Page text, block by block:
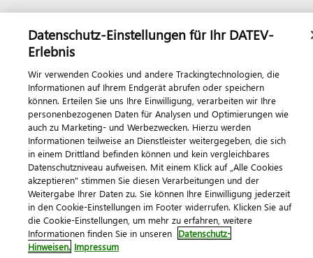
Datenschutz-Einstellungen für Ihr DATEV-
Erlebnis
Wir verwenden Cookies und andere Trackingtechnologien, die
Informationen auf Ihrem Endgerät abrufen oder speichern
können. Erteilen Sie uns Ihre Einwilligung, verarbeiten wir Ihre
personenbezogenen Daten für Analysen und Optimierungen wie
auch zu Marketing- und Werbezwecken. Hierzu werden
Informationen teilweise an Dienstleister weitergegeben, die sich
in einem Drittland befinden können und kein vergleichbares
Datenschutzniveau aufweisen. Mit einem Klick auf „Alle Cookies
akzeptieren" stimmen Sie diesen Verarbeitungen und der
Weitergabe Ihrer Daten zu. Sie können Ihre Einwilligung jederzeit
in den Cookie-Einstellungen im Footer widerrufen. Klicken Sie auf
die Cookie-Einstellungen, um mehr zu erfahren, weitere
Informationen finden Sie in unseren Datenschutz-
Hinweisen. Impressum